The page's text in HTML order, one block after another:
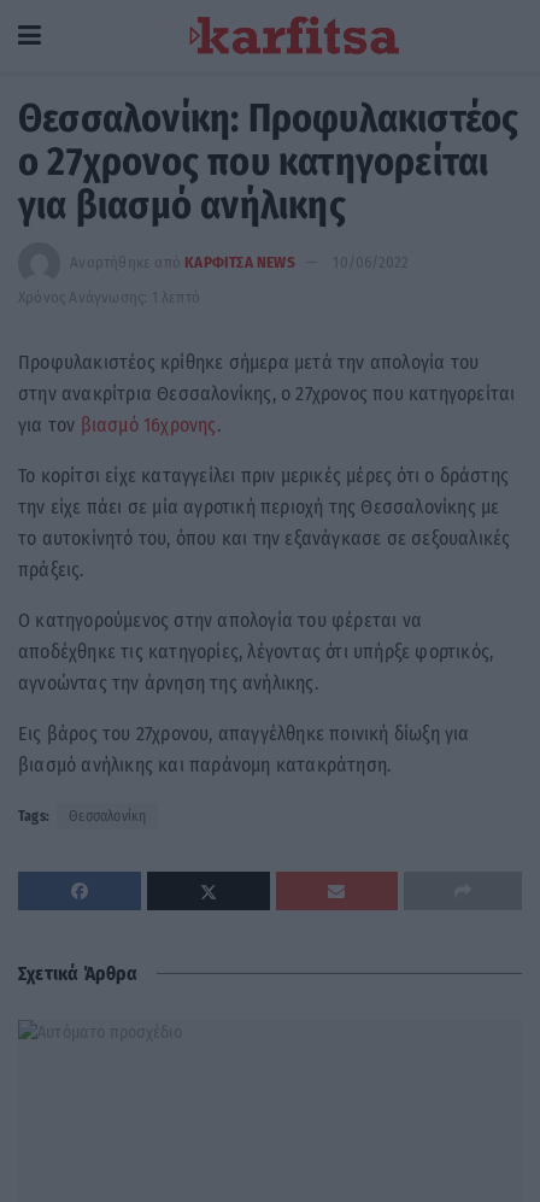
Θεσσαλονίκη: Προφυλακιστέος
ο 27χρονος που κατηγορείται
για βιασμό ανήλικης
Αναρτήθηκε από ΚΑΡΦΙΤΣΑ NEWS
10/06/2022
Χρόνος Ανάγνωσης: 1 λεπτό
Προφυλακιστέος κρίθηκε σήμερα μετά την απολογία του
στην ανακρίτρια Θεσσαλονίκης, ο 27χρονος που κατηγορείται
για τον βιασμό 16χρονης.
Το κορίτσι είχε καταγγείλει πριν μερικές μέρες ότι ο δράστης
την είχε πάει σε μία αγροτική περιοχή της Θεσσαλονίκης με
το αυτοκίνητό του, όπου και την εξανάγκασε σε σεξουαλικές
πράξεις.
Ο κατηγορούμενος στην απολογία του φέρεται να
αποδέχθηκε τις κατηγορίες, λέγοντας ότι υπήρξε φορτικός,
αγνοώντας την άρνηση της ανήλικης.
Εις βάρος του 27χρονου, απαγγέλθηκε ποινική δίωξη για
βιασμό ανήλικης και παράνομη κατακράτηση.
Tags: Θεσσαλονίκη
Σχετικά Άρθρα